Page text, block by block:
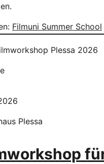
Filmuni Summer School
Plessa